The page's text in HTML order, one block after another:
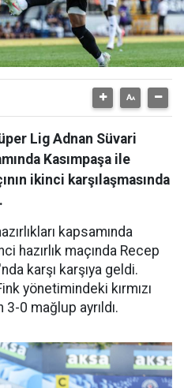
Lig Adnan Süvari
Kasımpaşa ile
ikinci karşılaşmasında
kapsamında
hazırlık maçında Recep
karşı karşıya geldi.
yönetimindeki kırmızı
0 mağlup ayrıldı.